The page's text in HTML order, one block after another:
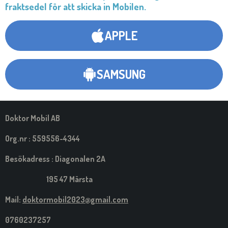
fraktsedel för att skicka in Mobilen.
APPLE
SAMSUNG
Doktor Mobil AB
Org.nr : 559556-4344
Besökadress : Diagonalen 2A
195 47 Märsta
Mail: doktormobil2023@gmail.com
0760237257